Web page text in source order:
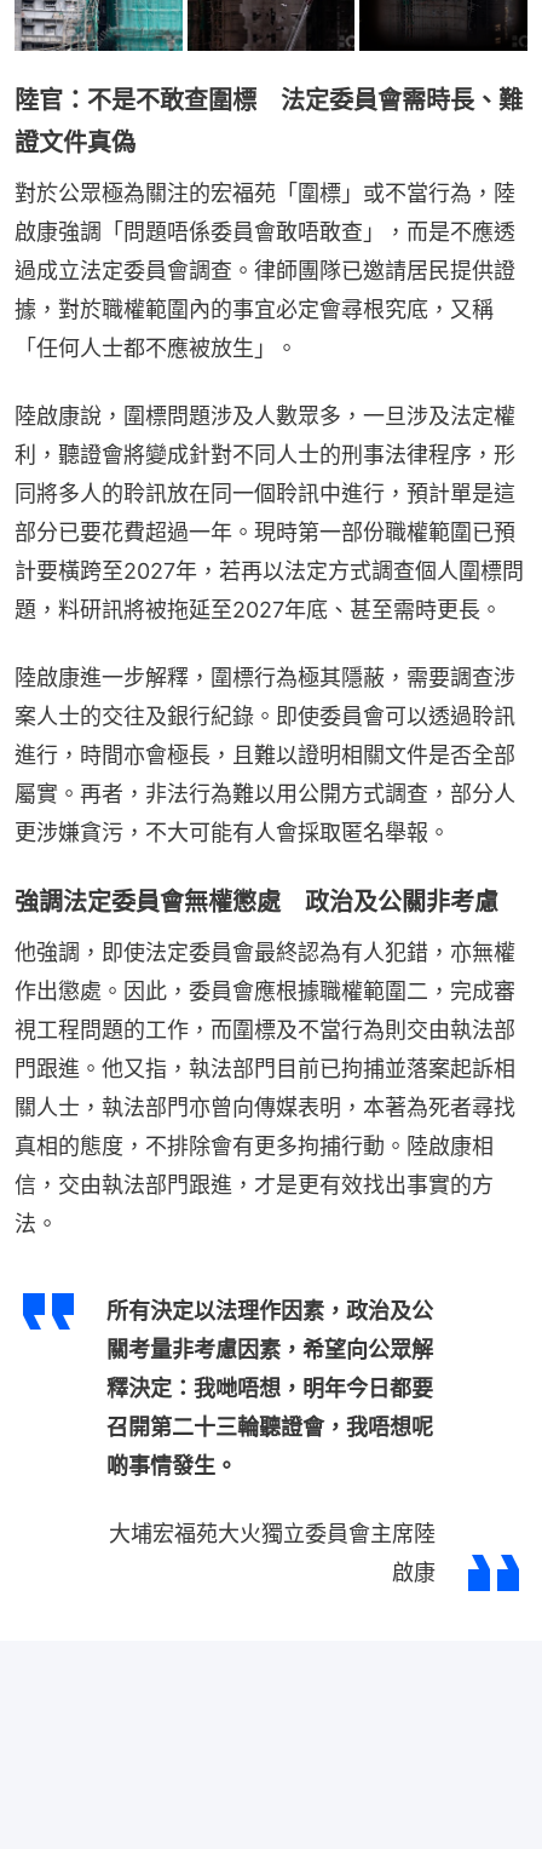
陸官：不是不敢查圍標 法定委員會需時長、難
證文件真偽
對於公眾極為關注的宏福苑「圍標」或不當行為，陸
啟康強調「問題唔係委員會敢唔敢查」，而是不應透
過成立法定委員會調查。律師團隊已邀請居民提供證
據，對於職權範圍內的事宜必定會尋根究底，又稱
「任何人士都不應被放生」。
陸啟康說，圍標問題涉及人數眾多，一旦涉及法定權
利，聽證會將變成針對不同人士的刑事法律程序，形
同將多人的聆訊放在同一個聆訊中進行，預計單是這
部分已要花費超過一年。現時第一部份職權範圍已預
計要橫跨至2027年，若再以法定方式調查個人圍標問
題，料研訊將被拖延至2027年底、甚至需時更長。
陸啟康進一步解釋，圍標行為極其隱蔽，需要調查涉
案人士的交往及銀行紀錄。即使委員會可以透過聆訊
進行，時間亦會極長，且難以證明相關文件是否全部
屬實。再者，非法行為難以用公開方式調查，部分人
更涉嫌貪污，不大可能有人會採取匿名舉報。
強調法定委員會無權懲處 政治及公關非考慮
他強調，即使法定委員會最終認為有人犯錯，亦無權
作出懲處。因此，委員會應根據職權範圍二，完成審
視工程問題的工作，而圍標及不當行為則交由執法部
門跟進。他又指，執法部門目前已拘捕並落案起訴相
關人士，執法部門亦曾向傳媒表明，本著為死者尋找
真相的態度，不排除會有更多拘捕行動。陸啟康相
信，交由執法部門跟進，才是更有效找出事實的方
法。
所有決定以法理作因素，政治及公
關考量非考慮因素，希望向公眾解
釋決定：我哋唔想，明年今日都要
召開第二十三輪聽證會，我唔想呢
啲事情發生。
大埔宏福苑大火獨立委員會主席陸
啟康